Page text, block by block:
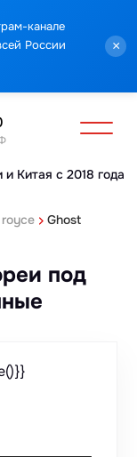
канале
России
×
и Китая с 2018 года
royce Ghost
под